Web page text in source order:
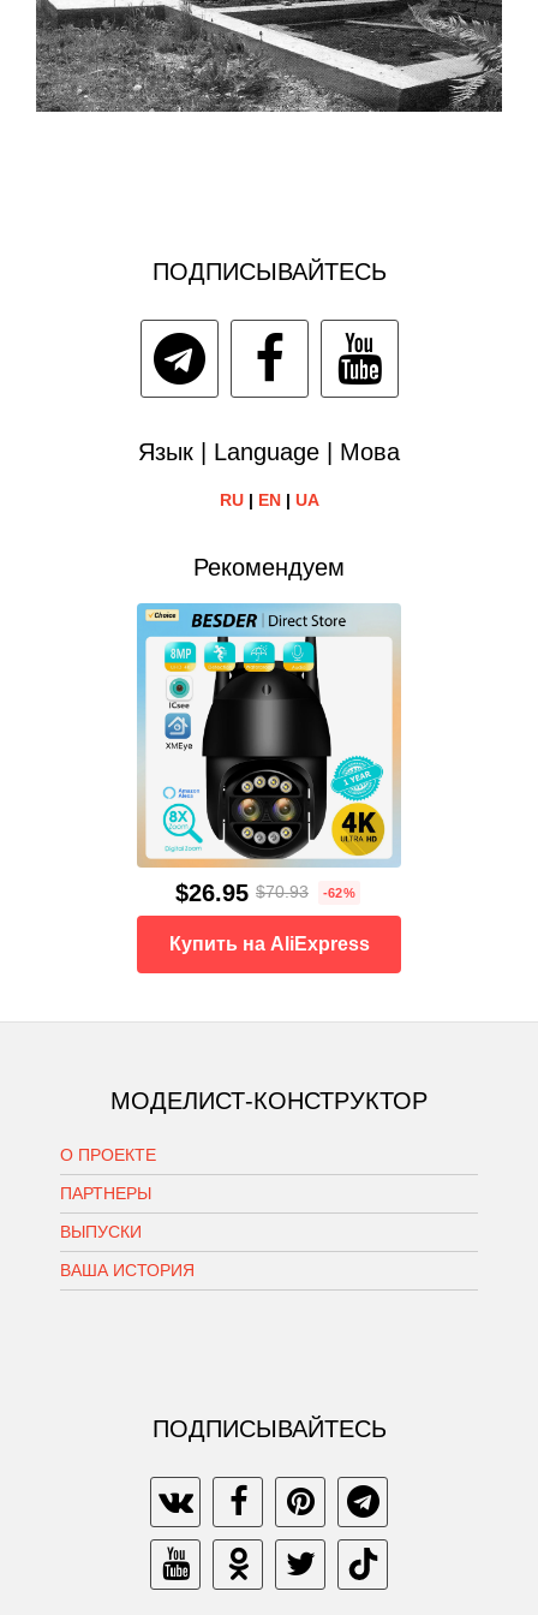
ПОДПИСЫВАЙТЕСЬ
Язык | Language | Мова
RU| EN| UA
Рекомендуем
$26.95 $70.93 -62%
Купить на AliExpress
МОДЕЛИСТ-КОНСТРУКТОР
О ПРОЕКТЕ
ПАРТНЕРЫ
ВЫПУСКИ
ВАША ИСТОРИЯ
ПОДПИСЫВАЙТЕСЬ